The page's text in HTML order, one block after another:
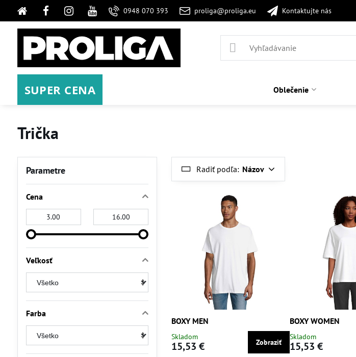
0948 070 393 proliga@proliga.eu Kontaktujte nás
SUPER CENA Oblečenie
Trička
Radiť podľa: Názov
BOXY MEN
Skladom
15,53 € Zobraziť
BOXY WOMEN
Skladom
15,53 €
Parametre
Cena
Veľkosť
Farba